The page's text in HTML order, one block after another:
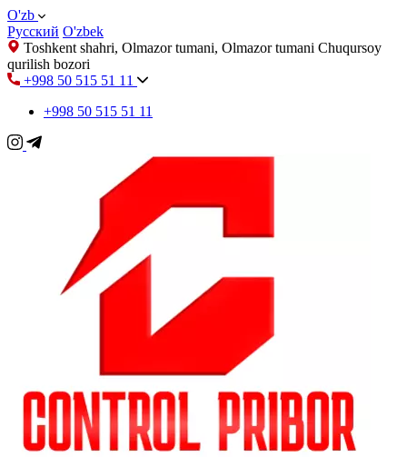
O'zb
Русский O'zbek
Toshkent shahri, Olmazor tumani, Olmazor tumani Chuqursoy
qurilish bozori
+998 50 515 51 11
+998 50 515 51 11